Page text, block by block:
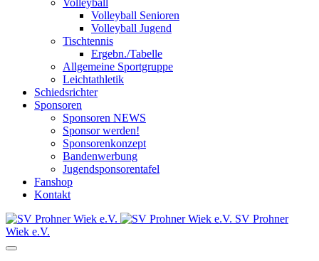
Volleyball Senioren
Volleyball Jugend
Tischtennis
Ergebn./Tabelle
Allgemeine Sportgruppe
Leichtathletik
Schiedsrichter
Sponsoren
Sponsoren NEWS
Sponsor werden!
Sponsorenkonzept
Bandenwerbung
Jugendsponsorentafel
Fanshop
Kontakt
SV Prohner
Wiek e.V.